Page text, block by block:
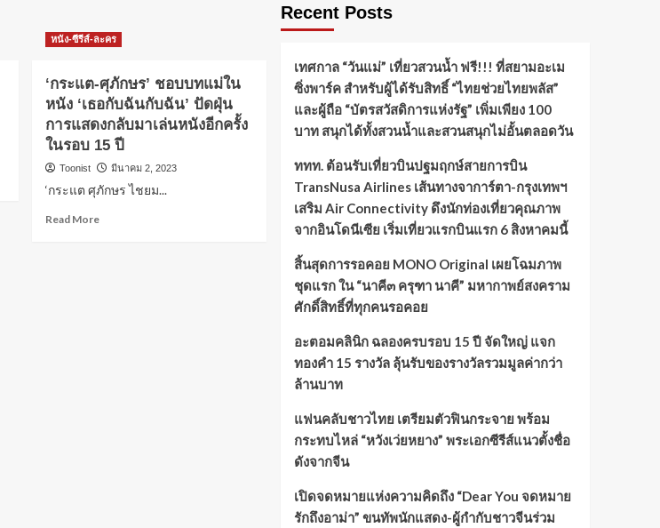
หนัง-ซีรีส์-ละคร
‘กระแต-ศุภักษร’ ชอบบทแม่ใน
หนัง ‘เธอกับฉันกับฉัน’ ปัดฝุ่น
การแสดงกลับมาเล่นหนังอีกครั้ง
ในรอบ 15 ปี
Toonist มีนาคม 2, 2023
​‘กระแต ศุภักษร ไชยม...
Read More
Recent Posts
เทศกาล “วันแม่” เที่ยวสวนน้ำ ฟรี!!! ที่สยามอะเม
ซิ่งพาร์ค สำหรับผู้ได้รับสิทธิ์ “ไทยช่วยไทยพลัส”
และผู้ถือ “บัตรสวัสดิการแห่งรัฐ” เพิ่มเพียง 100
บาท สนุกได้ทั้งสวนน้ำและสวนสนุกไม่อั้นตลอดวัน
ททท. ต้อนรับเที่ยวบินปฐมฤกษ์สายการบิน
TransNusa Airlines เส้นทางจาการ์ตา-กรุงเทพฯ
เสริม Air Connectivity ดึงนักท่องเที่ยวคุณภาพ
จากอินโดนีเซีย เริ่มเที่ยวแรกบินแรก 6 สิงหาคมนี้
สิ้นสุดการรอคอย MONO Original เผยโฉมภาพ
ชุดแรก ใน “นาคี๓ ครุฑา นาคี” มหากาพย์สงคราม
ศักดิ์สิทธิ์ที่ทุกคนรอคอย
อะตอมคลินิก ฉลองครบรอบ 15 ปี จัดใหญ่ แจก
ทองคำ 15 รางวัล ลุ้นรับของรางวัลรวมมูลค่ากว่า
ล้านบาท
แฟนคลับชาวไทย เตรียมตัวฟินกระจาย พร้อม
กระทบไหล่ “หวังเว่ยหยาง” พระเอกซีรีส์แนวตั้งชื่อ
ดังจากจีน
เปิดจดหมายแห่งความคิดถึง “Dear You จดหมาย
รักถึงอาม่า” ขนทัพนักแสดง-ผู้กำกับชาวจีนร่วม